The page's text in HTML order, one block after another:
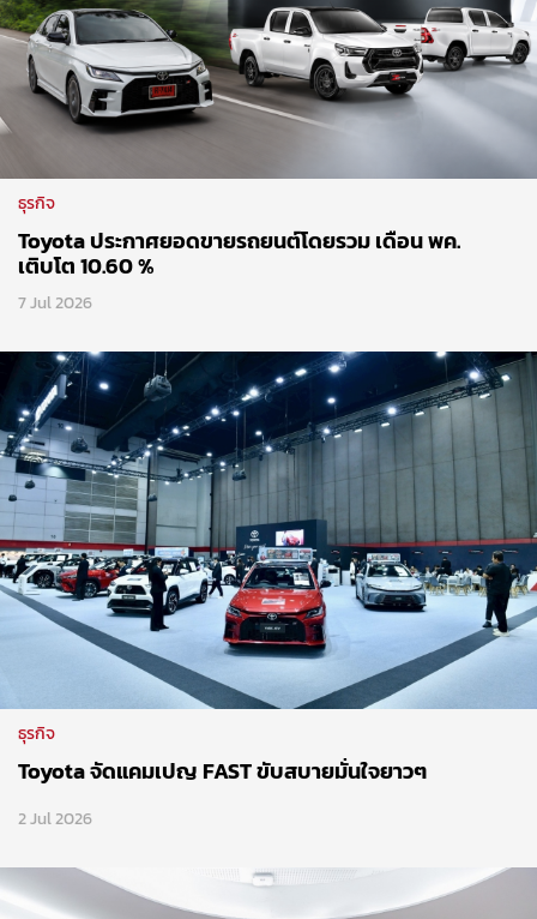
ธุรกิจ
Toyota ประกาศยอดขายรถยนต์โดยรวม เดือน พค.
เติบโต 10.60 %
7 Jul 2026
ธุรกิจ
Toyota จัดแคมเปญ FAST ขับสบายมั่นใจยาวๆ
2 Jul 2026